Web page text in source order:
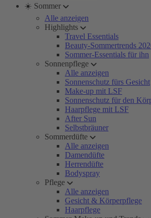
☀️ Sommer
Alle anzeigen
Highlights
Travel Essentials
Beauty-Sommertrends
Sommer-Essentials für ihn
Sonnenpflege
Alle anzeigen
Sonnenschutz fürs Gesicht
Make-up mit LSF
Sonnenschutz für den
Haarpflege mit LSF
After Sun
Selbstbräuner
Sommerdüfte
Alle anzeigen
Damendüfte
Herrendüfte
Bodyspray
Pflege
Alle anzeigen
Gesicht & Körperpflege
Haarpflege